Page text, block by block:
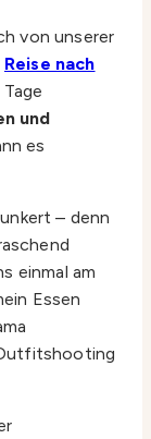
von unserer
Reise nach
und
es
– denn
einmal am
Essen